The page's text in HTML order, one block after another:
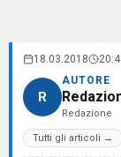
18.03.2018
R
AUTORE
Redazione
Tutti gli articoli →